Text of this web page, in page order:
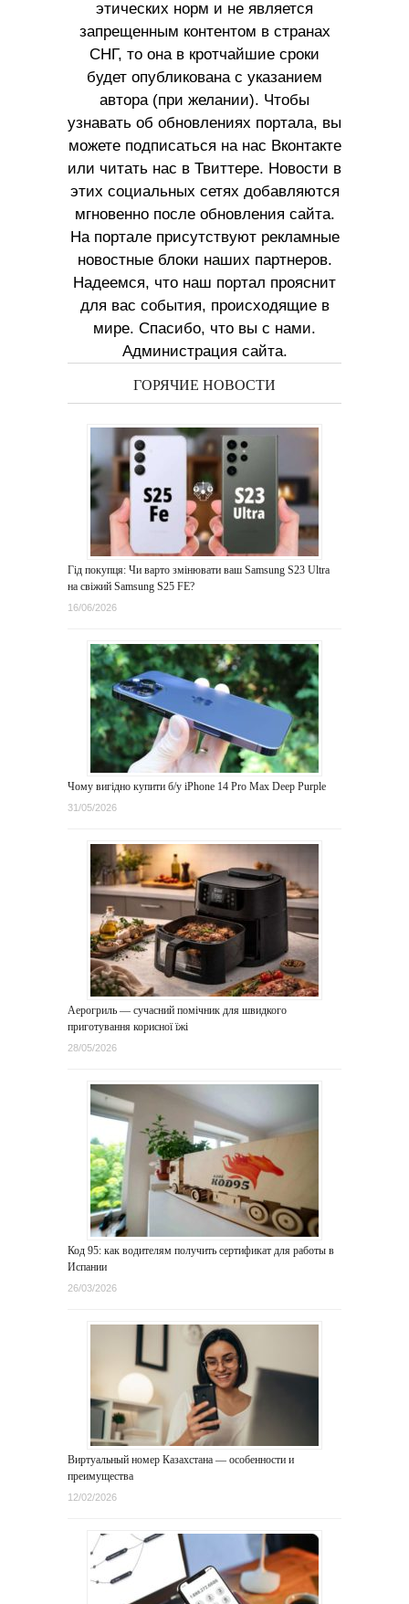
этических норм и не является
запрещенным контентом в странах
СНГ, то она в кротчайшие сроки
будет опубликована с указанием
автора (при желании). Чтобы
узнавать об обновлениях портала, вы
можете подписаться на нас Вконтакте
или читать нас в Твиттере. Новости в
этих социальных сетях добавляются
мгновенно после обновления сайта.
На портале присутствуют рекламные
новостные блоки наших партнеров.
Надеемся, что наш портал прояснит
для вас события, происходящие в
мире. Спасибо, что вы с нами.
Администрация сайта.
ГОРЯЧИЕ НОВОСТИ
Гід покупця: Чи варто змінювати ваш Samsung S23 Ultra
на свіжий Samsung S25 FE?
16/06/2026
Чому вигідно купити б/у iPhone 14 Pro Max Deep Purple
31/05/2026
Аерогриль — сучасний помічник для швидкого
приготування корисної їжі
28/05/2026
Код 95: как водителям получить сертификат для работы в
Испании
26/03/2026
Виртуальный номер Казахстана — особенности и
преимущества
12/02/2026